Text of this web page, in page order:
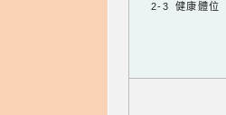
2-3 健康體位